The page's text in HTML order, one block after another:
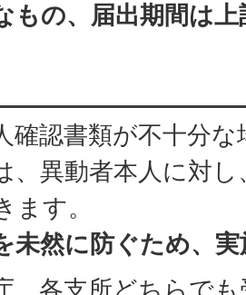
もの、届出期間は
確認書類が不十分
、異動者本人に対
ます。
未然に防ぐため、
、各支所どちらで